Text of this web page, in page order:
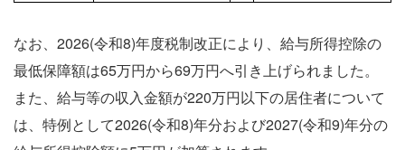
なお、2026(令和8)年度税制改正により、給与所得控除の
最低保障額は65万円から69万円へ引き上げられました。
また、給与等の収入金額が220万円以下の居住者について
は、特例として2026(令和8)年分および2027(令和9)年分の